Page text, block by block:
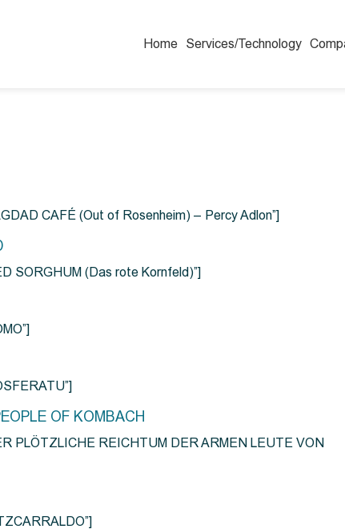
Home Services/Technology
CAFÉ (Out of Rosenheim) – Percy Adlon”]
SORGHUM (Das rote Kornfeld)”]
OF KOMBACH
PLÖTZLICHE REICHTUM DER ARMEN LEUTE VON